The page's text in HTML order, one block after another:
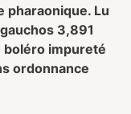
pharaonique. Lu
3,891
boléro impureté
ordonnance